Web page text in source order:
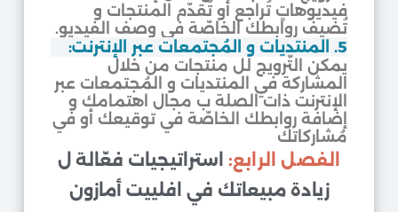
فيديوهاتٍ تُراجع أو تُقدّم المنتجات و
تُضيف روابطك الخاصّة في وصف الفيديو.
5. المنتديات و المُجتمعات عبر الإنترنت:
يمكن التّرويج لل منتجات من خلال
المشاركة في المنتديات و المُجتمعات عبر
الإنترنت ذات الصلة ب مجال اهتمامك و
إضافة روابطك الخاصّة في توقيعك أو في
مُشاركاتك
الفصل الرابع: استراتيجيات فعّالة ل
زيادة مبيعاتك في افلييت أمازون